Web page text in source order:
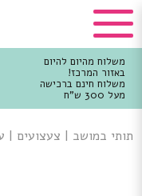
משלוח מהיום להיום
באזור המרכז!
משלוח חינם ברכישה
מעל 300 ש"ח
מרכזי
תותי במושב | צעצועים |